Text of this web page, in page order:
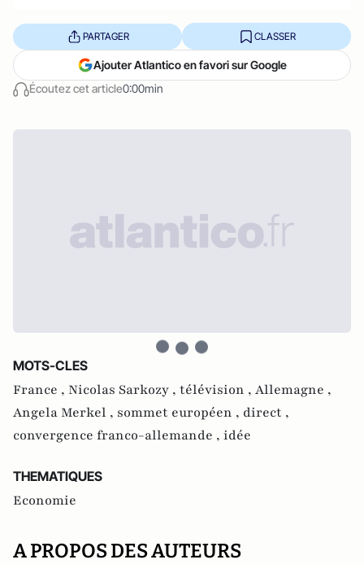
Écoutez cet article0:00min
PARTAGER CLASSER
Ajouter Atlantico en favori sur Google
MOTS-CLES
France , Nicolas Sarkozy , télévision , Allemagne ,
Angela Merkel , sommet européen , direct ,
convergence franco-allemande , idée
THEMATIQUES
Economie
A PROPOS DES AUTEURS